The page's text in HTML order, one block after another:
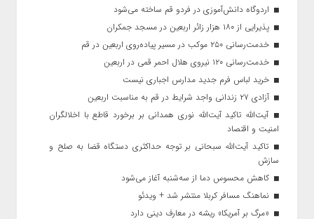
اردوگاه دانش‌آموزی در فردو قم ساخته می‌شود
پذیرایی از ۱۸۰ هزار زائر اربعین در مسجد جمکران
خدمت‌رسانی ۲۵۰ موکب در مسیر پیاده‌روی اربعین در قم
خدمت‌رسانی ۱۲۰ نیروی هلال احمر قمی در اربعین
خرید لباس فرم جدید مدارس اجباری نیست
آزادی ۲۷ زندانی واجد شرایط در قم به مناسبت اربعین
آیت‌الله تاکید آیت‌الله نوری همدانی بر برخورد قاطع با اخلالگران
امنیت و اقتصاد
تاکید آیت‌الله‌ سبحانی بر توجه حداکثری دستگاه قضا به صلح و
سازش
کاهش محسوس دما از سه‌شنبه آغاز می‌شود
نماهنگ مسافر کربلا منتشر شد + ویدئو
«مرگ بر آمریکا» ریشه در معارف دینی دارد